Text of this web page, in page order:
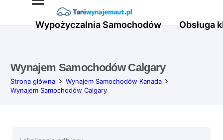
Wypożyczalnia Samochodów Obsługa
Wynajem Samochodów Calgary
Strona główna
Wynajem Samochodów Kanada
Wynajem Samochodów Calgary